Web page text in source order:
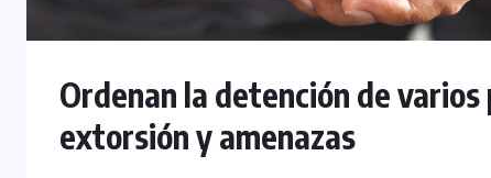
Ordenan la detención de
extorsión y amenazas